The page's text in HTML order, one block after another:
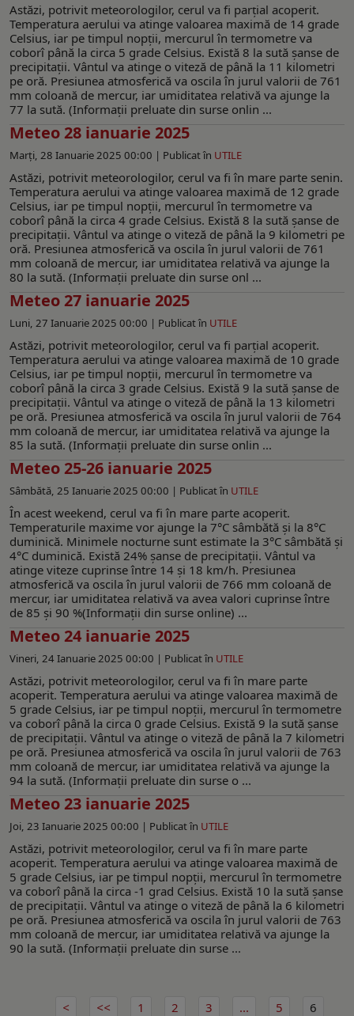
Astăzi, potrivit meteorologilor, cerul va fi parțial acoperit.
Temperatura aerului va atinge valoarea maximă de 14 grade
Celsius, iar pe timpul nopții, mercurul în termometre va
coborî până la circa 5 grade Celsius. Există 8 la sută șanse de
precipitații. Vântul va atinge o viteză de până la 11 kilometri
pe oră. Presiunea atmosferică va oscila în jurul valorii de 761
mm coloană de mercur, iar umiditatea relativă va ajunge la
77 la sută. (Informaţii preluate din surse onlin ...
Meteo 28 ianuarie 2025
Marți, 28 Ianuarie 2025 00:00 | Publicat în UTILE
Astăzi, potrivit meteorologilor, cerul va fi în mare parte senin.
Temperatura aerului va atinge valoarea maximă de 12 grade
Celsius, iar pe timpul nopții, mercurul în termometre va
coborî până la circa 4 grade Celsius. Există 8 la sută șanse de
precipitații. Vântul va atinge o viteză de până la 9 kilometri pe
oră. Presiunea atmosferică va oscila în jurul valorii de 761
mm coloană de mercur, iar umiditatea relativă va ajunge la
80 la sută. (Informaţii preluate din surse onl ...
Meteo 27 ianuarie 2025
Luni, 27 Ianuarie 2025 00:00 | Publicat în UTILE
Astăzi, potrivit meteorologilor, cerul va fi parțial acoperit.
Temperatura aerului va atinge valoarea maximă de 10 grade
Celsius, iar pe timpul nopții, mercurul în termometre va
coborî până la circa 3 grade Celsius. Există 9 la sută șanse de
precipitații. Vântul va atinge o viteză de până la 13 kilometri
pe oră. Presiunea atmosferică va oscila în jurul valorii de 764
mm coloană de mercur, iar umiditatea relativă va ajunge la
85 la sută. (Informaţii preluate din surse onlin ...
Meteo 25-26 ianuarie 2025
Sâmbătă, 25 Ianuarie 2025 00:00 | Publicat în UTILE
În acest weekend, cerul va fi în mare parte acoperit.
Temperaturile maxime vor ajunge la 7°C sâmbătă și la 8°C
duminică. Minimele nocturne sunt estimate la 3°C sâmbătă și
4°C duminică. Există 24% șanse de precipitații. Vântul va
atinge viteze cuprinse între 14 și 18 km/h. Presiunea
atmosferică va oscila în jurul valorii de 766 mm coloană de
mercur, iar umiditatea relativă va avea valori cuprinse între
de 85 și 90 %(Informaţii din surse online) ...
Meteo 24 ianuarie 2025
Vineri, 24 Ianuarie 2025 00:00 | Publicat în UTILE
Astăzi, potrivit meteorologilor, cerul va fi în mare parte
acoperit. Temperatura aerului va atinge valoarea maximă de
5 grade Celsius, iar pe timpul nopții, mercurul în termometre
va coborî până la circa 0 grade Celsius. Există 9 la sută șanse
de precipitații. Vântul va atinge o viteză de până la 7 kilometri
pe oră. Presiunea atmosferică va oscila în jurul valorii de 763
mm coloană de mercur, iar umiditatea relativă va ajunge la
94 la sută. (Informaţii preluate din surse o ...
Meteo 23 ianuarie 2025
Joi, 23 Ianuarie 2025 00:00 | Publicat în UTILE
Astăzi, potrivit meteorologilor, cerul va fi în mare parte
acoperit. Temperatura aerului va atinge valoarea maximă de
5 grade Celsius, iar pe timpul nopții, mercurul în termometre
va coborî până la circa -1 grad Celsius. Există 10 la sută șanse
de precipitații. Vântul va atinge o viteză de până la 6 kilometri
pe oră. Presiunea atmosferică va oscila în jurul valorii de 763
mm coloană de mercur, iar umiditatea relativă va ajunge la
90 la sută. (Informaţii preluate din surse ...
1 2 3 ... 5
6